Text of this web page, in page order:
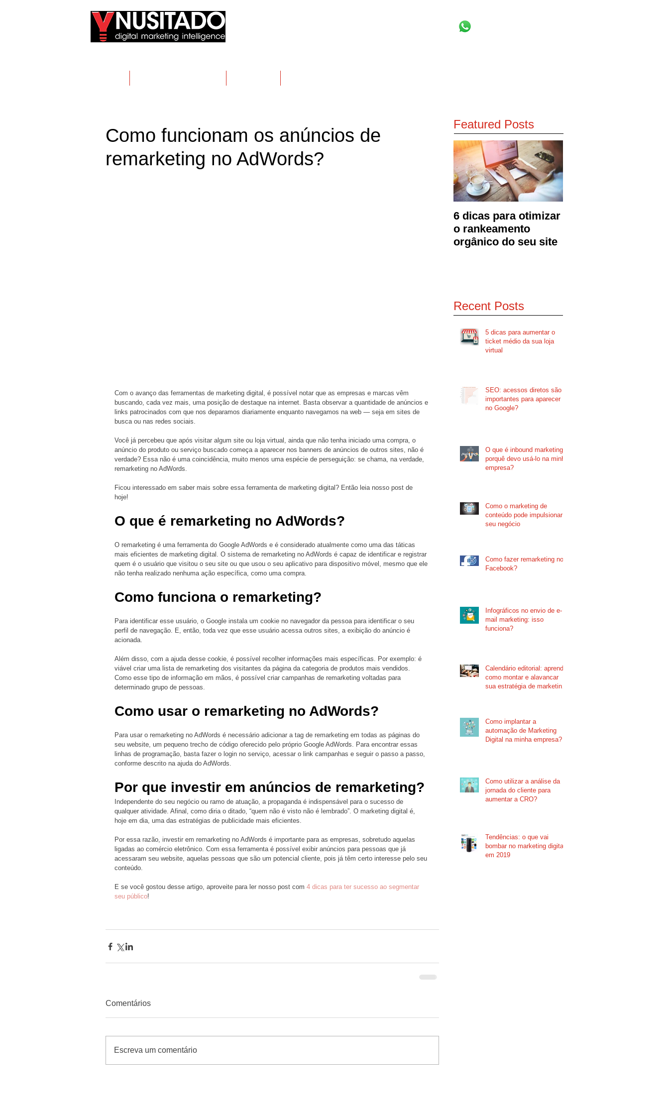
Como funcionam os anúncios de
remarketing no AdWords?
Com o avanço das ferramentas de marketing digital, é possível notar que as empresas e marcas vêm
buscando, cada vez mais, uma posição de destaque na internet. Basta observar a quantidade de anúncios e
links patrocinados com que nos deparamos diariamente enquanto navegamos na web — seja em sites de
busca ou nas redes sociais.
Você já percebeu que após visitar algum site ou loja virtual, ainda que não tenha iniciado uma compra, o
anúncio do produto ou serviço buscado começa a aparecer nos banners de anúncios de outros sites, não é
verdade? Essa não é uma coincidência, muito menos uma espécie de perseguição: se chama, na verdade,
remarketing no AdWords.
Ficou interessado em saber mais sobre essa ferramenta de marketing digital? Então leia nosso post de
hoje!
O que é remarketing no AdWords?
O remarketing é uma ferramenta do Google AdWords e é considerado atualmente como uma das táticas
mais eficientes de marketing digital. O sistema de remarketing no AdWords é capaz de identificar e registrar
quem é o usuário que visitou o seu site ou que usou o seu aplicativo para dispositivo móvel, mesmo que ele
não tenha realizado nenhuma ação específica, como uma compra.
Como funciona o remarketing?
Para identificar esse usuário, o Google instala um cookie no navegador da pessoa para identificar o seu
perfil de navegação. E, então, toda vez que esse usuário acessa outros sites, a exibição do anúncio é
acionada.
Além disso, com a ajuda desse cookie, é possível recolher informações mais específicas. Por exemplo: é
viável criar uma lista de remarketing dos visitantes da página da categoria de produtos mais vendidos.
Como esse tipo de informação em mãos, é possível criar campanhas de remarketing voltadas para
determinado grupo de pessoas.
Como usar o remarketing no AdWords?
Para usar o remarketing no AdWords é necessário adicionar a tag de remarketing em todas as páginas do
seu website, um pequeno trecho de código oferecido pelo próprio Google AdWords. Para encontrar essas
linhas de programação, basta fazer o login no serviço, acessar o link campanhas e seguir o passo a passo,
conforme descrito na ajuda do AdWords.
Por que investir em anúncios de remarketing?
Independente do seu negócio ou ramo de atuação, a propaganda é indispensável para o sucesso de
qualquer atividade. Afinal, como diria o ditado, “quem não é visto não é lembrado”. O marketing digital é,
hoje em dia, uma das estratégias de publicidade mais eficientes.
Por essa razão, investir em remarketing no AdWords é importante para as empresas, sobretudo aquelas
ligadas ao comércio eletrônico. Com essa ferramenta é possível exibir anúncios para pessoas que já
acessaram seu website, aquelas pessoas que são um potencial cliente, pois já têm certo interesse pelo seu
conteúdo.
E se você gostou desse artigo, aproveite para ler nosso post com 4 dicas para ter sucesso ao segmentar
seu público!
Comentários
Escreva um comentário
Featured Posts
6 dicas para otimizar
o rankeamento
orgânico do seu site
Recent Posts
5 dicas para aumentar o
ticket médio da sua loja
virtual
SEO: acessos diretos são
importantes para aparecer
no Google?
O que é inbound marketing e
porquê devo usá-lo na minha
empresa?
Como o marketing de
conteúdo pode impulsionar o
seu negócio
Como fazer remarketing no
Facebook?
Infográficos no envio de e-
mail marketing: isso
funciona?
Calendário editorial: aprenda
como montar e alavancar
sua estratégia de marketing
Como implantar a
automação de Marketing
Digital na minha empresa?
Como utilizar a análise da
jornada do cliente para
aumentar a CRO?
Tendências: o que vai
bombar no marketing digital
em 2019